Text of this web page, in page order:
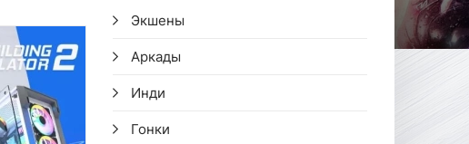
Экшены
Аркады
Инди
Гонки